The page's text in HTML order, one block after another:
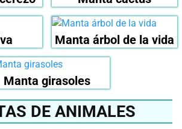
Manta árbol de la vida
Manta girasoles
DE ANIMALES